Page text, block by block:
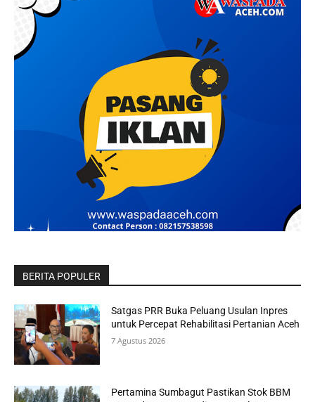
BERITA POPULER
Satgas PRR Buka Peluang Usulan Inpres
untuk Percepat Rehabilitasi Pertanian Aceh
7 Agustus 2026
Pertamina Sumbagut Pastikan Stok BBM